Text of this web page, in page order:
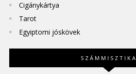
Cigánykártya
Tarot
Egyiptomi jóskövek
SZÁMMISZTIKA